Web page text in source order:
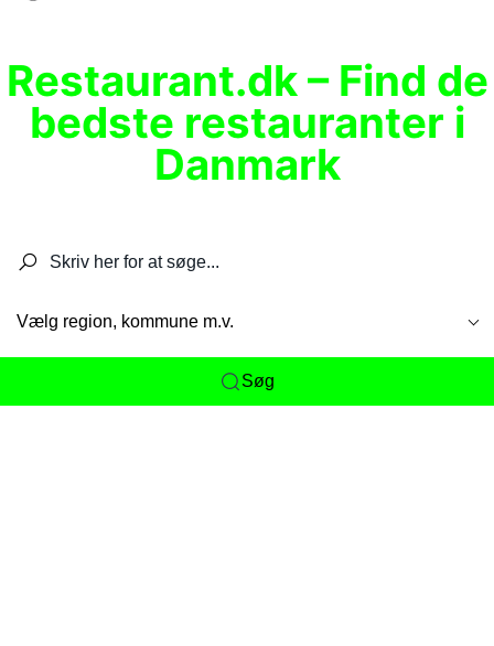
Restaurant.dk – Find de
bedste restauranter i
Danmark
Vælg region, kommune m.v.
Søg